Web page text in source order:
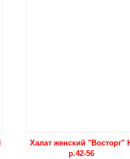
Халат женский "Восторг"
р.42-56